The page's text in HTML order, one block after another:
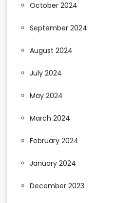
October 2024
September 2024
August 2024
July 2024
May 2024
March 2024
February 2024
January 2024
December 2023